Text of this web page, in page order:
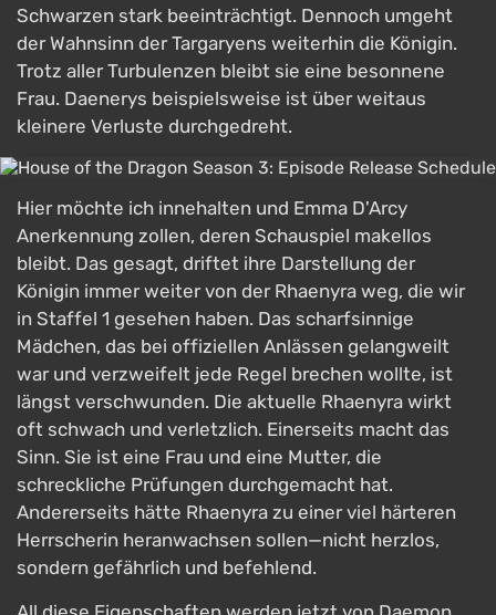
Schwarzen stark beeinträchtigt. Dennoch umgeht
der Wahnsinn der Targaryens weiterhin die Königin.
Trotz aller Turbulenzen bleibt sie eine besonnene
Frau. Daenerys beispielsweise ist über weitaus
kleinere Verluste durchgedreht.
Hier möchte ich innehalten und Emma D'Arcy
Anerkennung zollen, deren Schauspiel makellos
bleibt. Das gesagt, driftet ihre Darstellung der
Königin immer weiter von der Rhaenyra weg, die wir
in Staffel 1 gesehen haben. Das scharfsinnige
Mädchen, das bei offiziellen Anlässen gelangweilt
war und verzweifelt jede Regel brechen wollte, ist
längst verschwunden. Die aktuelle Rhaenyra wirkt
oft schwach und verletzlich. Einerseits macht das
Sinn. Sie ist eine Frau und eine Mutter, die
schreckliche Prüfungen durchgemacht hat.
Andererseits hätte Rhaenyra zu einer viel härteren
Herrscherin heranwachsen sollen—nicht herzlos,
sondern gefährlich und befehlend.